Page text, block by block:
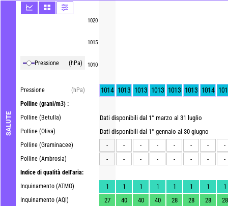
SALUTE
Pressione (hPa)
Pressione
(hPa)
Polline (grani/m3) :
Polline (Betulla)
Polline (Oliva)
Polline (Graminacee)
Polline (Ambrosia)
Indice di qualità dell'aria:
Inquinamento (ATMO)
Inquinamento (AQI)
1020
1015
1010
1014 1013 1013 1013 1013 1013 1014
Dati disponibili dal 1° marzo al 31 luglio
Dati disponibili dal 1° gennaio al 30 giugno
-
- - - - - -
-
-
- - - - - - -
1 1 1 1 1 1 1
1
27
40 40 40 28 28 28
28